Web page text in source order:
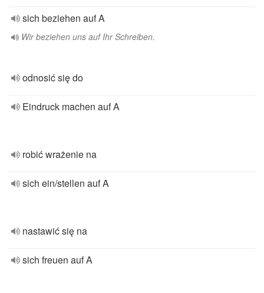
sich beziehen auf A
Wir beziehen uns auf Ihr Schreiben.
odnosić się do
Eindruck machen auf A
robić wrażenie na
sich ein/stellen auf A
nastawić się na
sich freuen auf A